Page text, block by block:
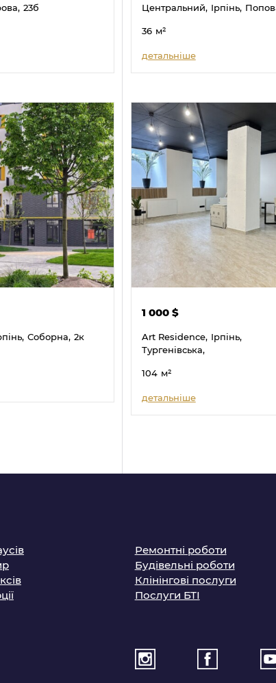
23б
Центральний, Ірпінь,
36 м²
детальніше
Соборна, 2к
1 000 $
Art Residence, Ірпінь,
Тургенівська,
104 м²
детальніше
Ремонтні роботи
Будівельні роботи
Клінінгові послуги
Послуги БТІ